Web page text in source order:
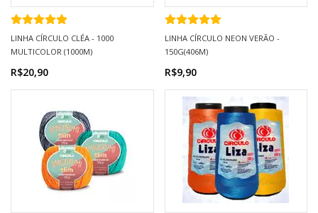
LINHA CÍRCULO CLÉA - 1000
MULTICOLOR (1000M)
R$20,90
LINHA CÍRCULO NEON VERÃO -
150G(406M)
R$9,90